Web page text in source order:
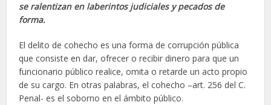
se ralentizan en laberintos judiciales y pecados de
forma.
El delito de cohecho es una forma de corrupción pública
que consiste en dar, ofrecer o recibir dinero para que un
funcionario público realice, omita o retarde un acto propio
de su cargo. En otras palabras, el cohecho –art. 256 del C.
Penal- es el soborno en el ámbito público.